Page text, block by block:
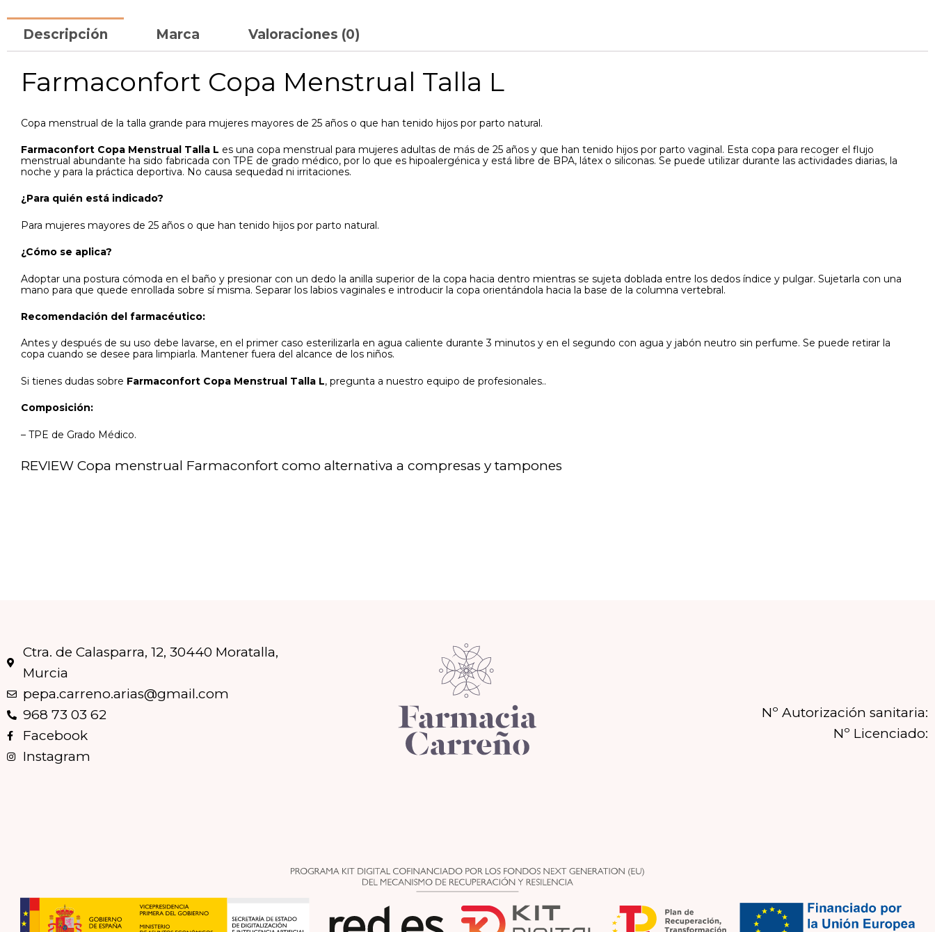
Descripción Marca Valoraciones (0)
Farmaconfort Copa Menstrual Talla L
Copa menstrual de la talla grande para mujeres mayores de 25 años o que han tenido hijos por parto natural.
Farmaconfort Copa Menstrual Talla L es una copa menstrual para mujeres adultas de más de 25 años y que han tenido hijos por parto vaginal. Esta copa para recoger el flujo
menstrual abundante ha sido fabricada con TPE de grado médico, por lo que es hipoalergénica y está libre de BPA, látex o siliconas. Se puede utilizar durante las actividades diarias, la
noche y para la práctica deportiva. No causa sequedad ni irritaciones.
¿Para quién está indicado?
Para mujeres mayores de 25 años o que han tenido hijos por parto natural.
¿Cómo se aplica?
Adoptar una postura cómoda en el baño y presionar con un dedo la anilla superior de la copa hacia dentro mientras se sujeta doblada entre los dedos índice y pulgar. Sujetarla con una
mano para que quede enrollada sobre sí misma. Separar los labios vaginales e introducir la copa orientándola hacia la base de la columna vertebral.
Recomendación del farmacéutico:
Antes y después de su uso debe lavarse, en el primer caso esterilizarla en agua caliente durante 3 minutos y en el segundo con agua y jabón neutro sin perfume. Se puede retirar la
copa cuando se desee para limpiarla. Mantener fuera del alcance de los niños.
Si tienes dudas sobre Farmaconfort Copa Menstrual Talla L, pregunta a nuestro equipo de profesionales..
Composición:
– TPE de Grado Médico.
REVIEW Copa menstrual Farmaconfort como alternativa a compresas y tampones
Ctra. de Calasparra, 12, 30440 Moratalla,
Murcia
pepa.carreno.arias@gmail.com
968 73 03 62
Facebook
Instagram
Nº Autorización sanitaria:
Nº Licenciado: